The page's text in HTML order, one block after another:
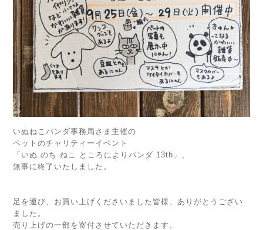
いぬねこパンダ事務局さま主催の
ペットのチャリティーイベント
「いぬ のち ねこ ところによりパンダ 13th」、
無事に終了いたしました。
足を運び、お買い上げくださいました皆様、ありがとうござい
ました。
売り上げの一部を寄付させていただきます。